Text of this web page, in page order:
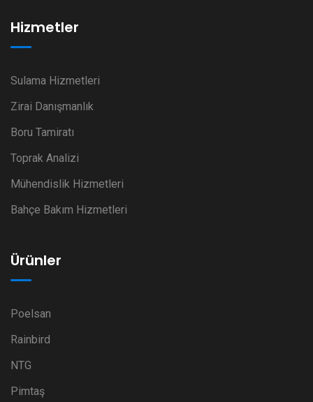
Hizmetler
Sulama Hizmetleri
Zirai Danışmanlık
Boru Tamiratı
Toprak Analizi
Mühendislik Hizmetleri
Bahçe Bakım Hizmetleri
Ürünler
Poelsan
Rainbird
NTG
Pimtaş